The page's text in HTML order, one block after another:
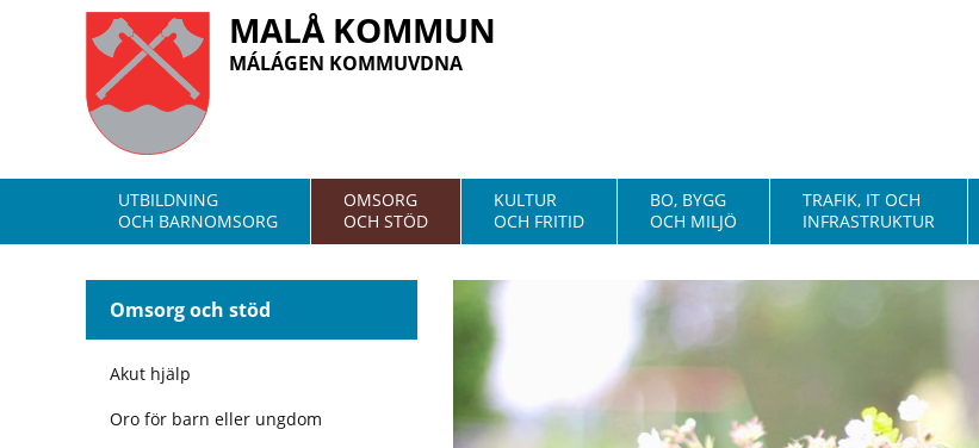
MALÅ KOMMUN
MÁLÁGEN KOMMUVDNA
UTBILDNING
OCH BARNOMSORG
OMSORG
OCH STÖD
KULTUR
OCH FRITID
BO, BYGG
OCH MILJÖ
TRAFIK, IT OCH
INFRASTRUKTUR
Omsorg och stöd
Akut hjälp
Oro för barn eller ungdom